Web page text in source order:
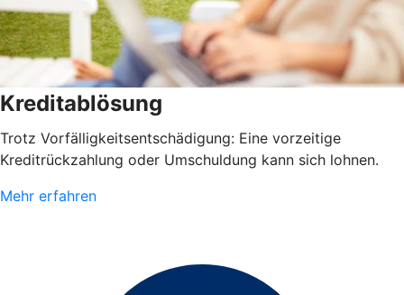
Kreditablösung
Trotz Vorfälligkeitsentschädigung: Eine vorzeitige
Kreditrückzahlung oder Umschuldung kann sich lohnen.
Mehr erfahren